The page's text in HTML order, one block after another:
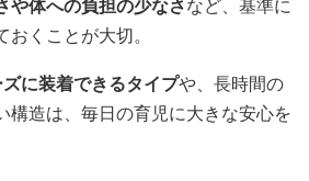
や体への負担の少なさなど、基準に
くことが大切。
に装着できるタイプや、長時間の
構造は、毎日の育児に大きな安心を